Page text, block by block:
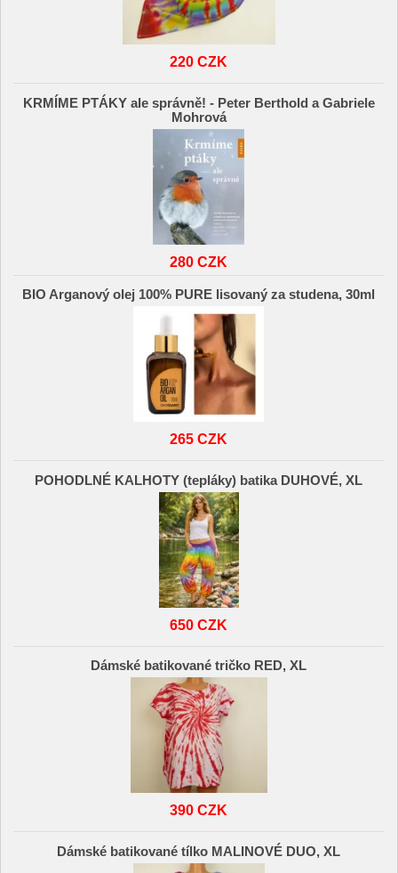
220 CZK
KRMÍME PTÁKY ale správně! - Peter Berthold a Gabriele
Mohrová
280 CZK
BIO Arganový olej 100% PURE lisovaný za studena, 30ml
265 CZK
POHODLNÉ KALHOTY (tepláky) batika DUHOVÉ, XL
650 CZK
Dámské batikované tričko RED, XL
390 CZK
Dámské batikované tílko MALINOVÉ DUO, XL